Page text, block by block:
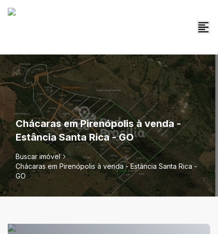
Chácaras em Pirenópolis à venda -
Estância Santa Rica - GO
Buscar imóvel
Chácaras em Pirenópolis à venda - Estância Santa Rica -
GO